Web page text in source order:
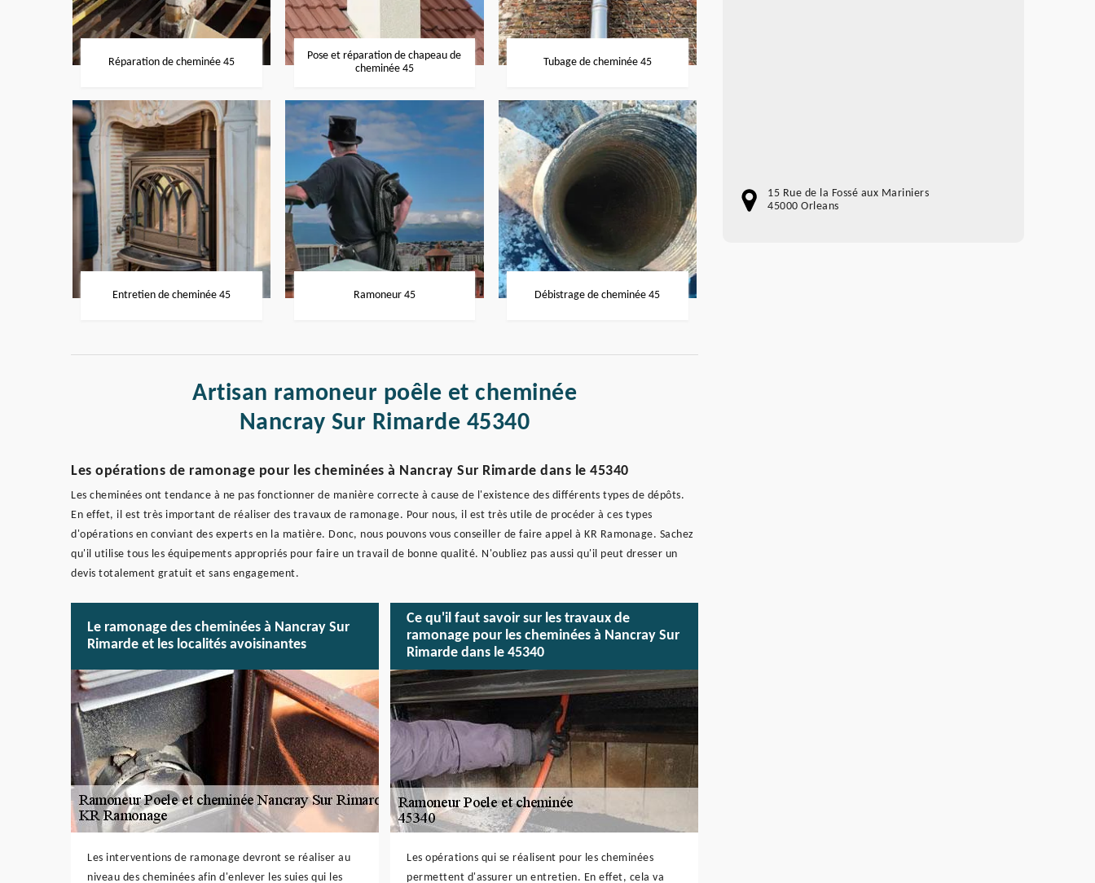
Réparation de cheminée 45
Pose et réparation de chapeau de
cheminée 45
Tubage de cheminée 45
Entretien de cheminée 45 Ramoneur 45 Débistrage de cheminée 45
Artisan ramoneur poêle et cheminée
Nancray Sur Rimarde 45340
Les opérations de ramonage pour les cheminées à Nancray Sur Rimarde dans le 45340
Les cheminées ont tendance à ne pas fonctionner de manière correcte à cause de l'existence des différents types de dépôts.
En effet, il est très important de réaliser des travaux de ramonage. Pour nous, il est très utile de procéder à ces types
d'opérations en conviant des experts en la matière. Donc, nous pouvons vous conseiller de faire appel à KR Ramonage. Sachez
qu'il utilise tous les équipements appropriés pour faire un travail de bonne qualité. N'oubliez pas aussi qu'il peut dresser un
devis totalement gratuit et sans engagement.
Le ramonage des cheminées à Nancray Sur
Rimarde et les localités avoisinantes
Les interventions de ramonage devront se réaliser au
niveau des cheminées afin d'enlever les suies qui les
Ce qu'il faut savoir sur les travaux de
ramonage pour les cheminées à Nancray Sur
Rimarde dans le 45340
Les opérations qui se réalisent pour les cheminées
permettent d'assurer un entretien. En effet, cela va
15 Rue de la Fossé aux Mariniers
45000 Orleans